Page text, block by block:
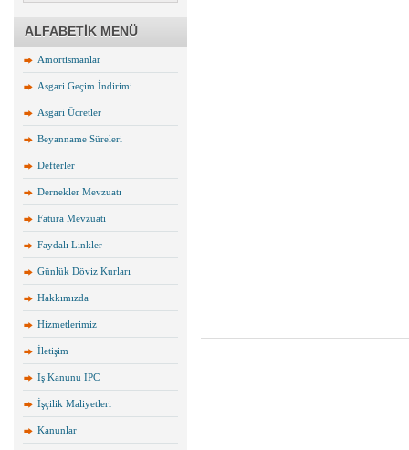
ALFABETİK MENÜ
Amortismanlar
Asgari Geçim İndirimi
Asgari Ücretler
Beyanname Süreleri
Defterler
Dernekler Mevzuatı
Fatura Mevzuatı
Faydalı Linkler
Günlük Döviz Kurları
Hakkımızda
Hizmetlerimiz
İletişim
İş Kanunu IPC
İşçilik Maliyetleri
Kanunlar